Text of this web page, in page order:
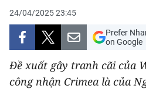
KINH TẾ
VĂN HÓA
XÃ HỘI
24/04/2025 23:45
Prefer
on Google
Đề xuất gây tranh cãi của
công nhận Crimea là của